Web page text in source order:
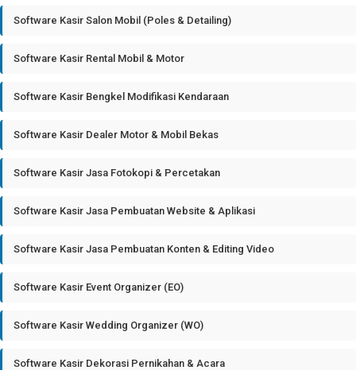
Software Kasir Salon Mobil (Poles & Detailing)
Software Kasir Rental Mobil & Motor
Software Kasir Bengkel Modifikasi Kendaraan
Software Kasir Dealer Motor & Mobil Bekas
Software Kasir Jasa Fotokopi & Percetakan
Software Kasir Jasa Pembuatan Website & Aplikasi
Software Kasir Jasa Pembuatan Konten & Editing Video
Software Kasir Event Organizer (EO)
Software Kasir Wedding Organizer (WO)
Software Kasir Dekorasi Pernikahan & Acara